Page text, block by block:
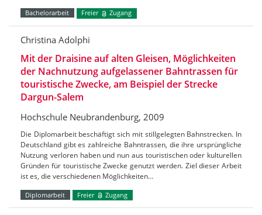
Bachelorarbeit Freier Zugang
Christina Adolphi
Mit der Draisine auf alten Gleisen, Möglichkeiten
der Nachnutzung aufgelassener Bahntrassen für
touristische Zwecke, am Beispiel der Strecke
Dargun-Salem
Hochschule Neubrandenburg, 2009
Die Diplomarbeit beschäftigt sich mit stillgelegten Bahnstrecken. In
Deutschland gibt es zahlreiche Bahntrassen, die ihre ursprüngliche
Nutzung verloren haben und nun aus touristischen oder kulturellen
Gründen für touristische Zwecke genutzt werden. Ziel dieser Arbeit
ist es, die verschiedenen Möglichkeiten…
Diplomarbeit Freier Zugang